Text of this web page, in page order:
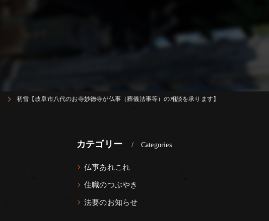
初雪【岐阜市八代のお寺妙徳寺が仏事（葬儀法事等）の相談を承ります】
カテゴリー Categories
仏事あれこれ
住職のつぶやき
法要のお知らせ